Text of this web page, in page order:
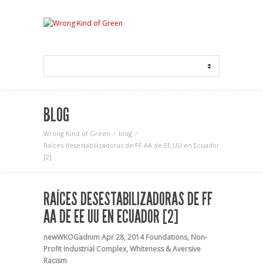
BLOG
Wrong Kind of Green
blog
Raíces desestabilizadoras de FF AA de EE UU en Ecuador
[2]
RAÍCES DESESTABILIZADORAS DE FF
AA DE EE UU EN ECUADOR [2]
newWKOGadnimApr 28, 2014 Foundations, Non-
Profit Industrial Complex,Whiteness & Aversive
Racism